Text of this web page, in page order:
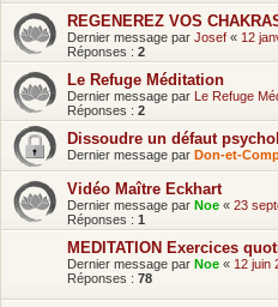
REGENEREZ VOS
Dernier message par Josef « 12
Réponses : 2
Le Refuge Méditation
Dernier message par Le Refuge
Réponses : 2
Dissoudre un défaut
Dernier message par Don-et-
Vidéo Maître Eckhart
Dernier message par Noe « 23
Réponses : 1
MEDITATION Exercices
Dernier message par Noe « 12 juin
Réponses : 78